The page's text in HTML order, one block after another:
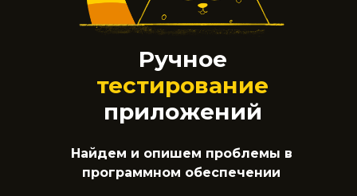
Ручное
тестирование
приложений
Найдем и опишем проблемы в
программном обеспечении